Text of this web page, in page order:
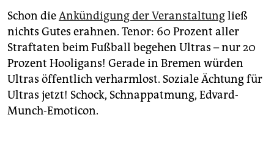
Schon dieAnkündigung der Veranstaltungließ
nichts Gutes erahnen. Tenor: 60 Prozent aller
Straftaten beim Fußball begehen Ultras – nur 20
Prozent Hooligans! Gerade in Bremen würden
Ultras öffentlich verharmlost. Soziale Ächtung für
Ultras jetzt! Schock, Schnappatmung, Edvard-
Munch-Emoticon.